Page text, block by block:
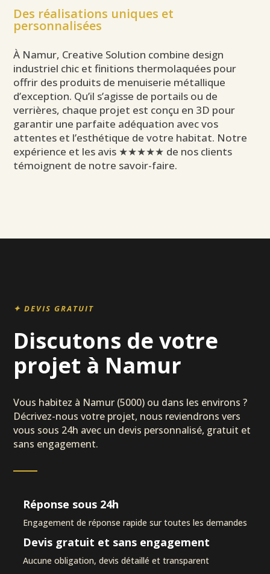
Des réalisations uniques et
personnalisées
À Namur, Creative Solution combine design
industriel chic et finitions thermolaquées pour
offrir des produits de menuiserie métallique
d’exception. Qu’il s’agisse de portails ou de
verrières, chaque projet est conçu en 3D pour
garantir une parfaite adéquation avec vos
attentes et l’esthétique de votre habitat. Notre
expérience et les avis ★★★★★ de nos clients
témoignent de notre savoir-faire.
✦ DEVIS GRATUIT
Discutons de votre
projet à Namur
Vous habitez à Namur (5000) ou dans les environs ?
Décrivez-nous votre projet, nous reviendrons vers
vous sous 24h avec un devis personnalisé, gratuit et
sans engagement.
Réponse sous 24h
Engagement de réponse rapide sur toutes les demandes
Devis gratuit et sans engagement
Aucune obligation, devis détaillé et transparent